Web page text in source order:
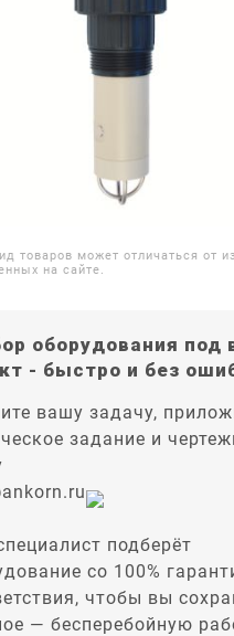
товаров может отличаться от
на сайте.
оборудования под
- быстро и без
вашу задачу,
задание и
подберёт
со 100%
чтобы вы
— бесперебойную